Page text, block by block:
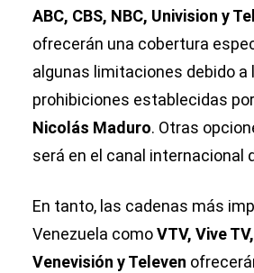
ABC, CBS, NBC, Univision y
ofrecerán una cobertura
algunas limitaciones debido a
prohibiciones establecidas
Nicolás Maduro. Otras
será en el canal internacional
En tanto, las cadenas más
Venezuela comoVTV, Vive
Venevisión y Televen